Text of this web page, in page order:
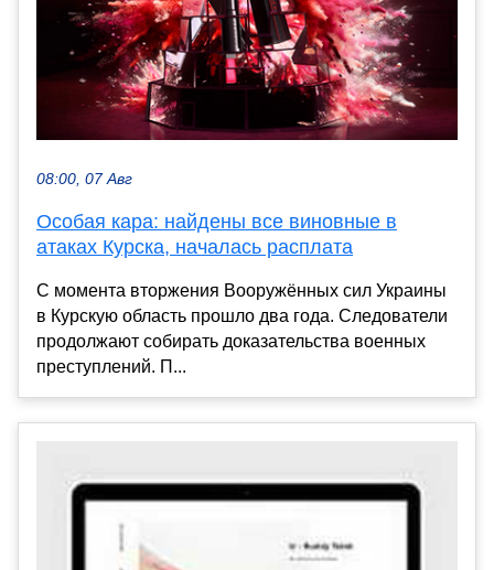
08:00, 07 Авг
Особая кара: найдены все виновные в
атаках Курска, началась расплата
С момента вторжения Вооружённых сил Украины
в Курскую область прошло два года. Следователи
продолжают собирать доказательства военных
преступлений. П...